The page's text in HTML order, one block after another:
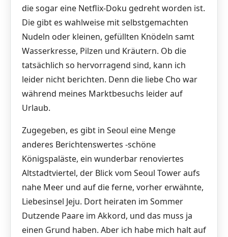
die sogar eine Netflix-Doku gedreht worden ist.
Die gibt es wahlweise mit selbstgemachten
Nudeln oder kleinen, gefüllten Knödeln samt
Wasserkresse, Pilzen und Kräutern. Ob die
tatsächlich so hervorragend sind, kann ich
leider nicht berichten. Denn die liebe Cho war
während meines Marktbesuchs leider auf
Urlaub.
Zugegeben, es gibt in Seoul eine Menge
anderes Berichtenswertes -schöne
Königspaläste, ein wunderbar renoviertes
Altstadtviertel, der Blick vom Seoul Tower aufs
nahe Meer und auf die ferne, vorher erwähnte,
Liebesinsel Jeju. Dort heiraten im Sommer
Dutzende Paare im Akkord, und das muss ja
einen Grund haben. Aber ich habe mich halt auf